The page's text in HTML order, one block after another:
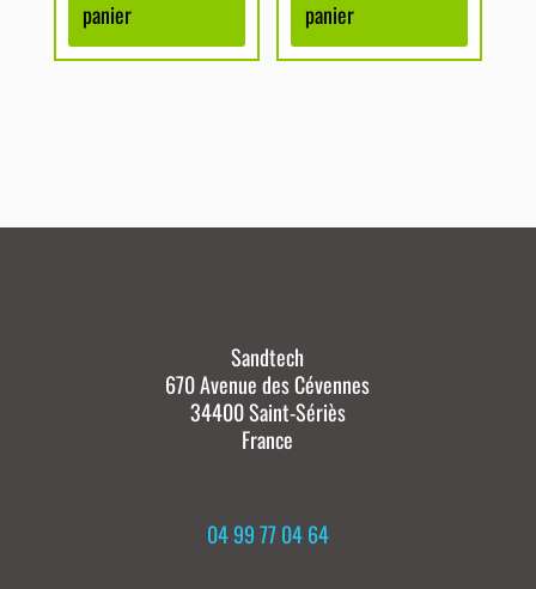
panier
panier
Sandtech
670 Avenue des Cévennes
34400 Saint-Sériès
France
04 99 77 04 64